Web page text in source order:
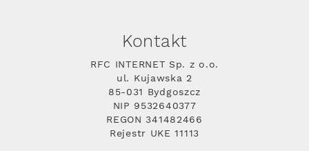
Kontakt
RFC INTERNET Sp. z o.o.
ul. Kujawska 2
85-031 Bydgoszcz
NIP 9532640377
REGON 341482466
Rejestr UKE 11113